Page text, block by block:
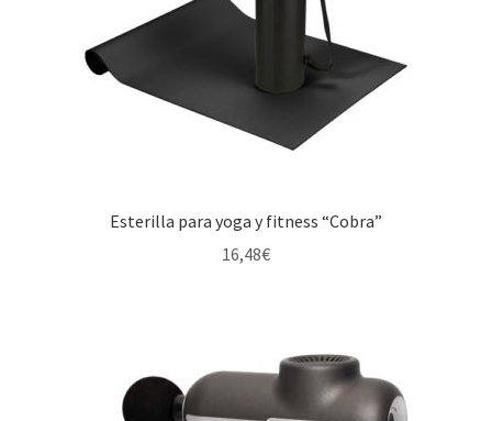
Esterilla para yoga y fitness “Cobra”
16,48€